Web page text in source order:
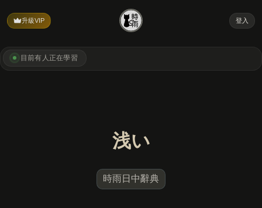
升級VIP 登入
目前有 人正在學習
浅い
時雨日中辭典